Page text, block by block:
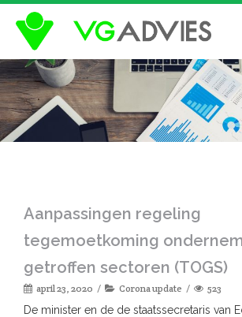
Aanpassingen regeling
tegemoetkoming
getroffen sectoren (TOGS)
april 23, 2020 Corona update 523
De minister en de de staatssecretaris van